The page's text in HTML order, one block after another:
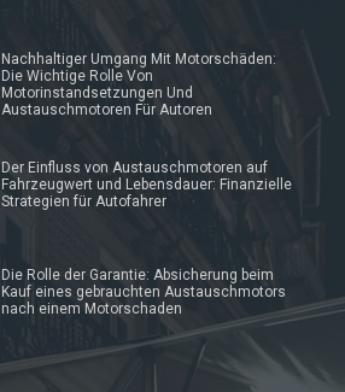
Nachhaltiger Umgang Mit Motorschäden:
Die Wichtige Rolle Von
Motorinstandsetzungen Und
Austauschmotoren Für Autoren
Der Einfluss von Austauschmotoren auf
Fahrzeugwert und Lebensdauer: Finanzielle
Strategien für Autofahrer
Die Rolle der Garantie: Absicherung beim
Kauf eines gebrauchten Austauschmotors
nach einem Motorschaden